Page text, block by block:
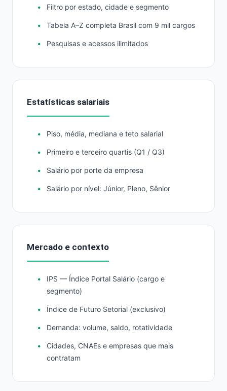
Filtro por estado, cidade e segmento
Tabela A–Z completa Brasil com 9 mil cargos
Pesquisas e acessos ilimitados
Estatísticas salariais
Piso, média, mediana e teto salarial
Primeiro e terceiro quartis (Q1 / Q3)
Salário por porte da empresa
Salário por nível: Júnior, Pleno, Sênior
Mercado e contexto
IPS — Índice Portal Salário (cargo e
segmento)
Índice de Futuro Setorial (exclusivo)
Demanda: volume, saldo, rotatividade
Cidades, CNAEs e empresas que mais
contratam